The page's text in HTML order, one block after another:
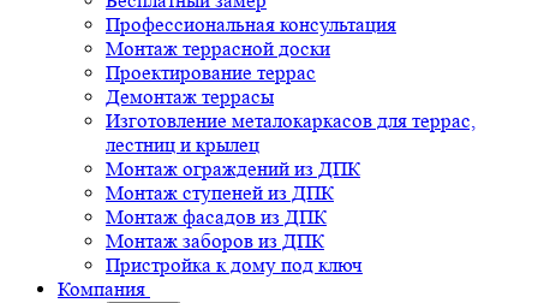
Профессиональная консультация
Монтаж террасной доски
Проектирование террас
Демонтаж террасы
Изготовление металокаркасов для террас,
лестниц и крылец
Монтаж ограждений из ДПК
Монтаж ступеней из ДПК
Монтаж фасадов из ДПК
Монтаж заборов из ДПК
Пристройка к дому под ключ
Компания